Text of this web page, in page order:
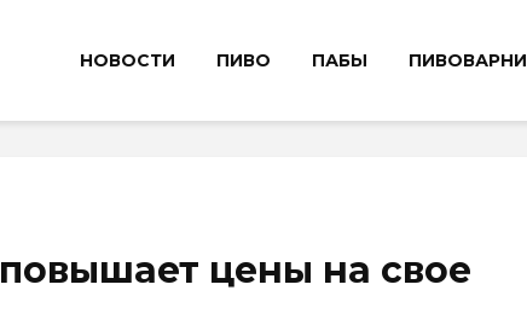
НОВОСТИ ПИВО ПАБЫ ПИВОВАРНИ
цены на свое